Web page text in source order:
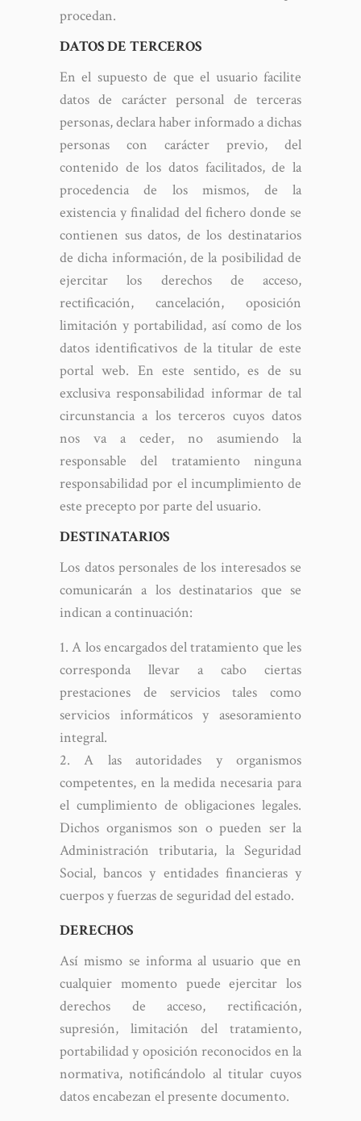
procedan.
DATOS DE TERCEROS
En el supuesto de que el usuario facilite
datos de carácter personal de terceras
personas, declara haber informado a dichas
personas con carácter previo, del
contenido de los datos facilitados, de la
procedencia de los mismos, de la
existencia y finalidad del fichero donde se
contienen sus datos, de los destinatarios
de dicha información, de la posibilidad de
ejercitar los derechos de acceso,
rectificación, cancelación, oposición
limitación y portabilidad, así como de los
datos identificativos de la titular de este
portal web. En este sentido, es de su
exclusiva responsabilidad informar de tal
circunstancia a los terceros cuyos datos
nos va a ceder, no asumiendo la
responsable del tratamiento ninguna
responsabilidad por el incumplimiento de
este precepto por parte del usuario.
DESTINATARIOS
Los datos personales de los interesados se
comunicarán a los destinatarios que se
indican a continuación:
A los encargados del tratamiento que les
corresponda llevar a cabo ciertas
prestaciones de servicios tales como
servicios informáticos y asesoramiento
integral.
A las autoridades y organismos
competentes, en la medida necesaria para
el cumplimiento de obligaciones legales.
Dichos organismos son o pueden ser la
Administración tributaria, la Seguridad
Social, bancos y entidades financieras y
cuerpos y fuerzas de seguridad del estado.
DERECHOS
Así mismo se informa al usuario que en
cualquier momento puede ejercitar los
derechos de acceso, rectificación,
supresión, limitación del tratamiento,
portabilidad y oposición reconocidos en la
normativa, notificándolo al titular cuyos
datos encabezan el presente documento.